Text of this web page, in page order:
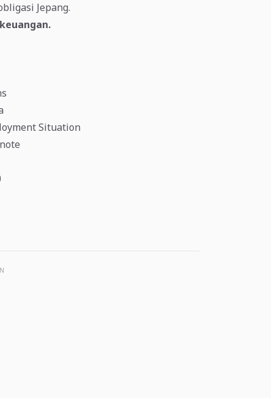
Jepang.
Situation